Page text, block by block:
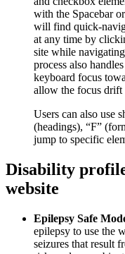
with the Spacebar
will find quick-
at any time by
site while
process also
keyboard focus
allow the focus drift
Users can also use
(headings), “F”
jump to specific
Disability
website
Epilepsy Safe
epilepsy to use the
seizures that result